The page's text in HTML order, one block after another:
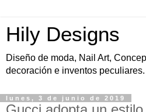
Hily Designs
Diseño de moda, Nail Art,
decoración e inventos peculiares.
lunes, 3 de junio de 2019